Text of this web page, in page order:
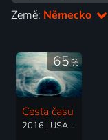
Země: Německo
65%
Cesta času
2016 | USA, Francie, Německo | Drama